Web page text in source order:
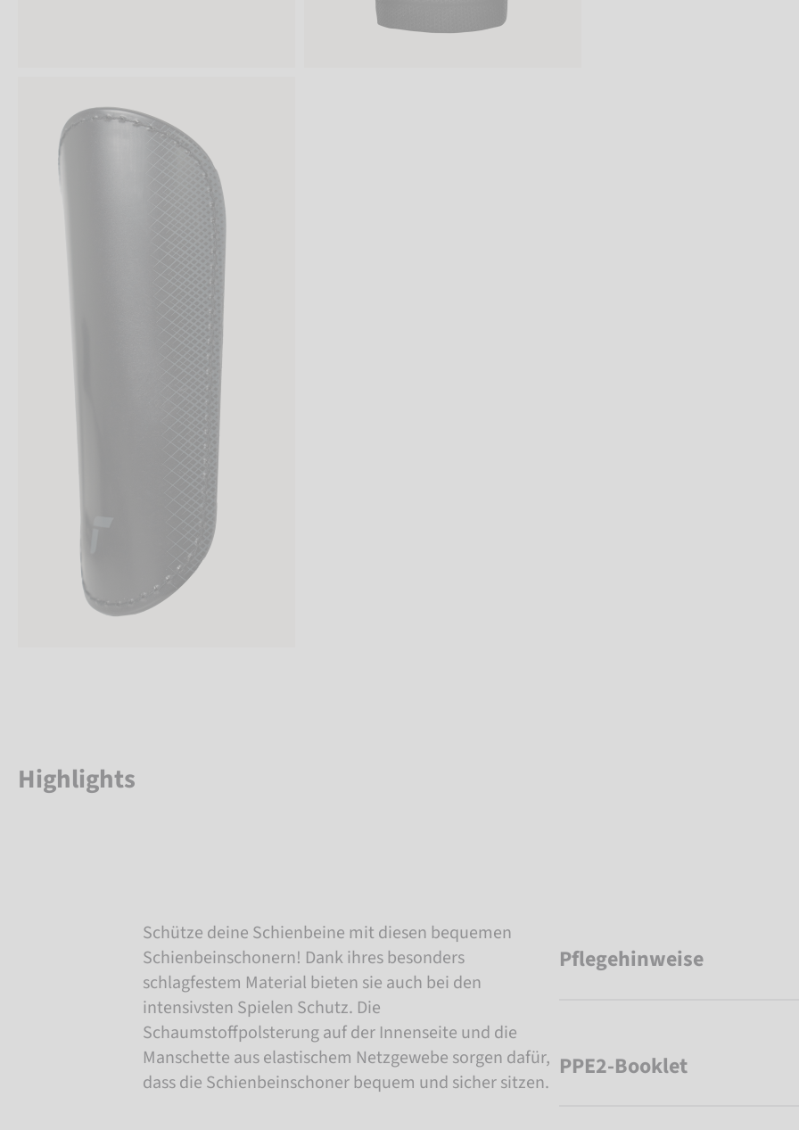
Highlights
Schütze deine Schienbeine mit diesen bequemen
Schienbeinschonern! Dank ihres besonders
schlagfestem Material bieten sie auch bei den
intensivsten Spielen Schutz. Die
Schaumstoffpolsterung auf der Innenseite und die
Manschette aus elastischem Netzgewebe sorgen dafür,
dass die Schienbeinschoner bequem und sicher sitzen.
Pflegehinweise
PPE2-Booklet